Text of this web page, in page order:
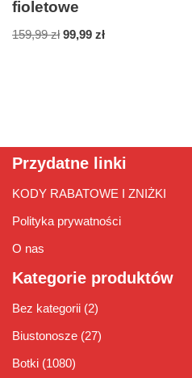
fioletowe
159,99zł 99,99 zł
Przydatne linki
KODY RABATOWE I ZNIŻKI
Polityka prywatności
O nas
Kategorie produktów
Bez kategorii (2)
Biustonosze (27)
Botki (1080)